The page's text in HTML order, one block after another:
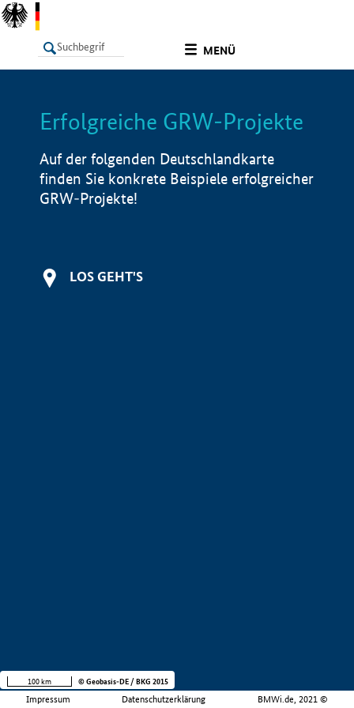
MENÜ
LISTE Info
Erfolgreiche GRW-Projekte
Auf der folgenden Deutschlandkarte
finden Sie konkrete Beispiele erfolgreicher
GRW-Projekte!
LOS GEHT'S
Impressum Datenschutzerklärung BMWi.de, 2021 ©
100 km © Geobasis-DE / BKG 2015